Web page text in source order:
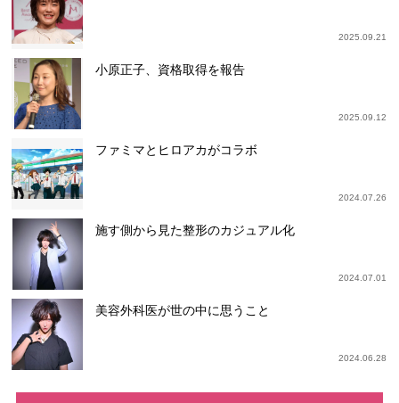
2025.09.21
小原正子、資格取得を報告
2025.09.12
ファミマとヒロアカがコラボ
2024.07.26
施す側から見た整形のカジュアル化
2024.07.01
美容外科医が世の中に思うこと
2024.06.28